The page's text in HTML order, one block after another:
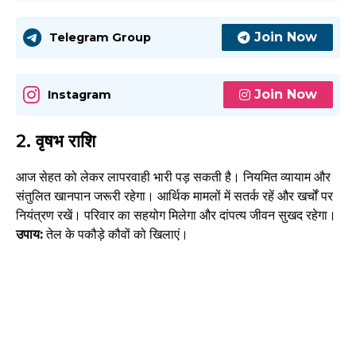
Telegram Group Join Now
Instagram Join Now
2. वृषभ राशि
आज सेहत को लेकर लापरवाही भारी पड़ सकती है। नियमित व्यायाम और
संतुलित खानपान जरूरी रहेगा। आर्थिक मामलों में सतर्क रहें और खर्चों पर
नियंत्रण रखें। परिवार का सहयोग मिलेगा और दांपत्य जीवन सुखद रहेगा।
उपाय:तेल के पकौड़े कौवों को खिलाएं।